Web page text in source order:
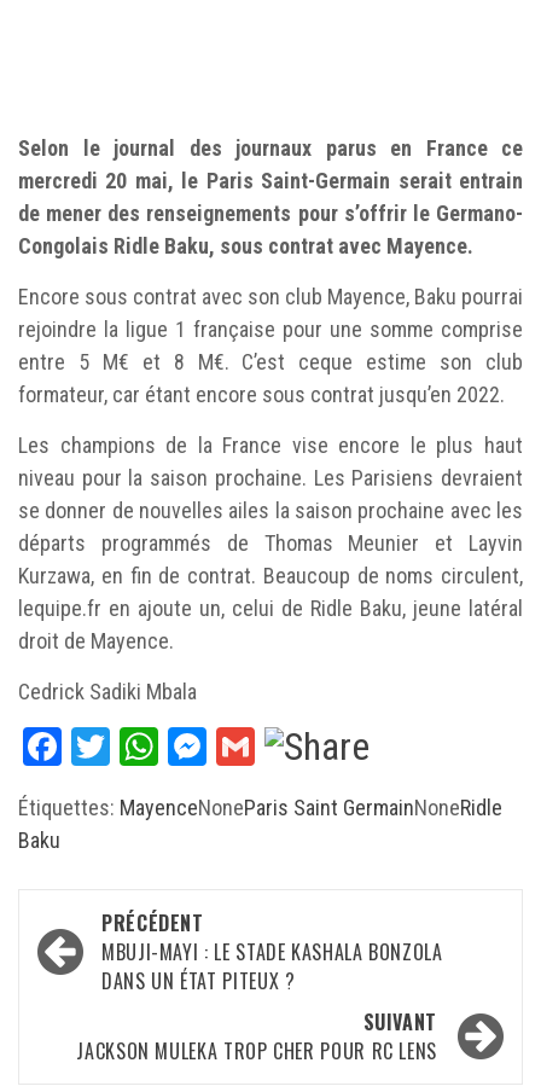
Selon le journal des journaux parus en France ce
mercredi 20 mai, le Paris Saint-Germain serait entrain
de mener des renseignements pour s’offrir le Germano-
Congolais Ridle Baku, sous contrat avec Mayence.
Encore sous contrat avec son club Mayence, Baku pourrai
rejoindre la ligue 1 française pour une somme comprise
entre 5 M€ et 8 M€. C’est ceque estime son club
formateur, car étant encore sous contrat jusqu’en 2022.
Les champions de la France vise encore le plus haut
niveau pour la saison prochaine. Les Parisiens devraient
se donner de nouvelles ailes la saison prochaine avec les
départs programmés de Thomas Meunier et Layvin
Kurzawa, en fin de contrat. Beaucoup de noms circulent,
lequipe.fr en ajoute un, celui de Ridle Baku, jeune latéral
droit de Mayence.
Cedrick Sadiki Mbala
Facebook
TwitterWhatsApp
Messenger
Gmail
Étiquettes: MayenceNoneParis Saint GermainNoneRidle
Baku
Navigation
d’article
PRÉCÉDENT
MBUJI-MAYI : LE STADE KASHALA BONZOLA
DANS UN ÉTAT PITEUX ?
SUIVANT
JACKSON MULEKA TROP CHER POUR RC LENS